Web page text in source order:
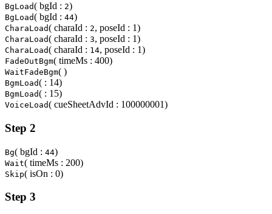
BgLoad( bgId : 2)
BgLoad( bgId : 44)
CharaLoad( charaId : 2, poseId : 1)
CharaLoad( charaId : 3, poseId : 1)
CharaLoad( charaId : 14, poseId : 1)
FadeOutBgm( timeMs : 400)
WaitFadeBgm( )
BgmLoad( : 14)
BgmLoad( : 15)
VoiceLoad( cueSheetAdvId : 100000001)
Step 2
Bg( bgId : 44)
Wait( timeMs : 200)
Skip( isOn : 0)
Step 3